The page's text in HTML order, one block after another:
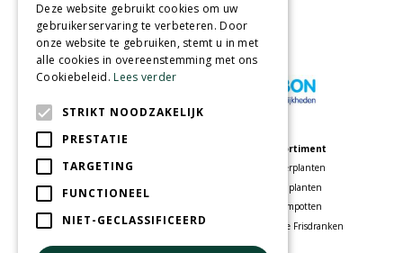
Wij accepteren
Tuincentrum
Speelparadijs
Woonwinkel
Assortiment
Kamerplanten
Tuinplanten
Bloempotten
Voordelige Frisdranken
Deze website gebruikt cookies om uw
gebruikerservaring te verbeteren. Door
onze website te gebruiken, stemt u in met
alle cookies in overeenstemming met ons
Cookiebeleid.Lees verder
STRIKT NOODZAKELIJK
PRESTATIE
TARGETING
FUNCTIONEEL
NIET-GECLASSIFICEERD